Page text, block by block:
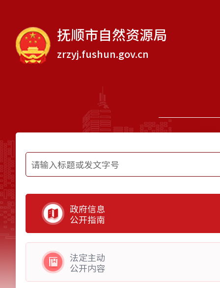
抚顺市自然资源局
zrzyj.fushun.gov.cn
政府信息
公开指南
法定主动
公开内容